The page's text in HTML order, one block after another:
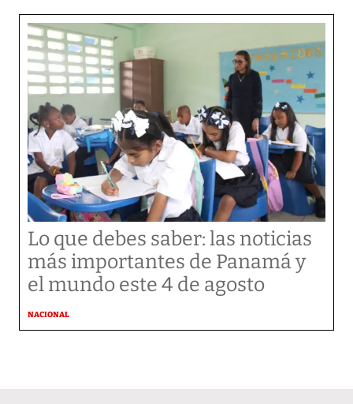
Lo que debes saber: las noticias
más importantes de Panamá y
el mundo este 4 de agosto
NACIONAL